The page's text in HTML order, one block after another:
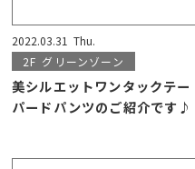
2022.03.31 Thu.
2F グリーンゾーン
美シルエットワンタックテー
パードパンツのご紹介です♪